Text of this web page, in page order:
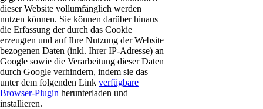
dieser Website vollumfänglich werden
nutzen können. Sie können darüber hinaus
die Erfassung der durch das Cookie
erzeugten und auf Ihre Nutzung der Website
bezogenen Daten (inkl. Ihrer IP-Adresse) an
Google sowie die Verarbeitung dieser Daten
durch Google verhindern, indem sie das
unter dem folgenden Link verfügbare
Browser-Plugin herunterladen und
installieren.